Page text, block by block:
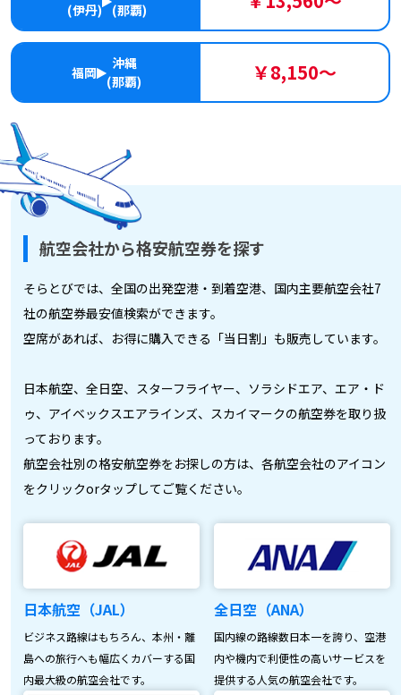
(伊丹)
(那覇)
福岡
沖縄
(那覇)
￥8,150～
航空会社から格安航空券を探す
そらとびでは、全国の出発空港・到着空港、国内主要航空会社7
社の航空券最安値検索ができます。
空席があれば、お得に購入できる「当日割」も販売しています。
日本航空、全日空、スターフライヤー、ソラシドエア、エア・ド
ゥ、アイベックスエアラインズ、スカイマークの航空券を取り扱
っております。
航空会社別の格安航空券をお探しの方は、各航空会社のアイコン
をクリックorタップしてご覧ください。
日本航空（JAL）
ビジネス路線はもちろん、本州・離
島への旅行へも幅広くカバーする国
内最大級の航空会社です。
全日空（ANA）
国内線の路線数日本一を誇り、空港
内や機内で利便性の高いサービスを
提供する人気の航空会社です。